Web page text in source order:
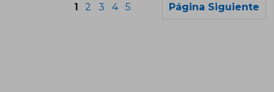
1 2 3 4 5 Página Siguiente